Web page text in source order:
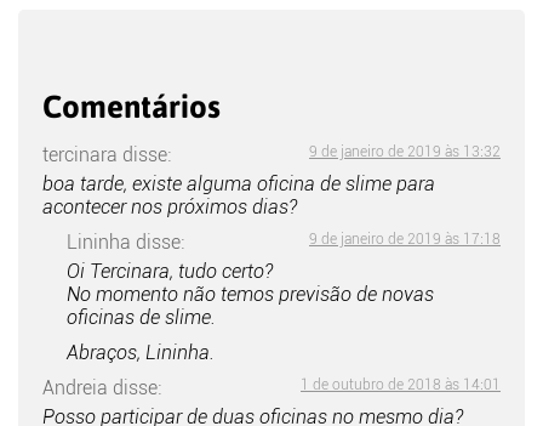
Comentários
tercinara disse: 9 de janeiro de 2019 às 13:32
boa tarde, existe alguma oficina de slime para
acontecer nos próximos dias?
Lininha disse: 9 de janeiro de 2019 às 17:18
Oi Tercinara, tudo certo?
No momento não temos previsão de novas
oficinas de slime.
Abraços, Lininha.
Andreia disse: 1 de outubro de 2018 às 14:01
Posso participar de duas oficinas no mesmo dia?